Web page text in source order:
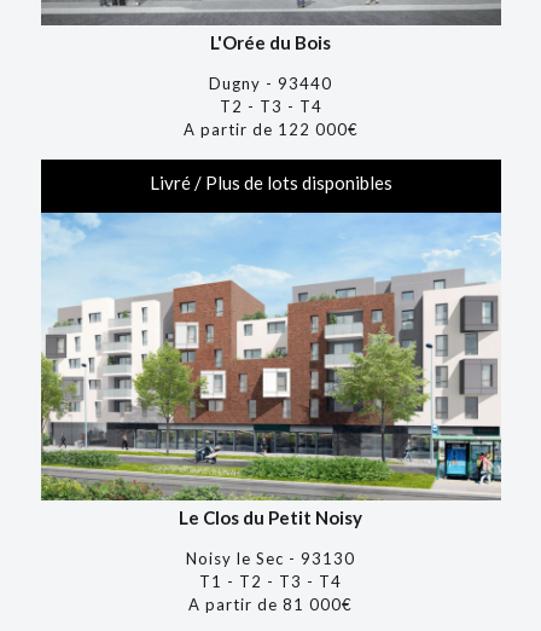
L'Orée du Bois
Dugny - 93440
T2 - T3 - T4
A partir de 122 000€
Livré / Plus de lots disponibles
Le Clos du Petit Noisy
Noisy le Sec - 93130
T1 - T2 - T3 - T4
A partir de 81 000€